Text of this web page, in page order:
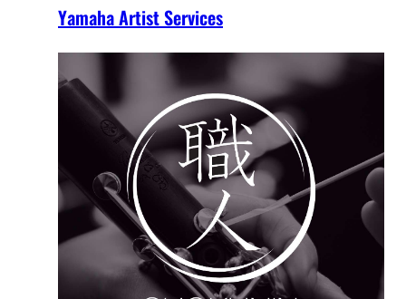
Yamaha Artist Services